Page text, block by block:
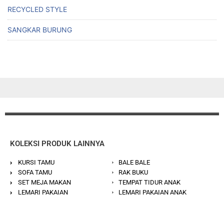
RECYCLED STYLE
SANGKAR BURUNG
KOLEKSI PRODUK LAINNYA
KURSI TAMU
SOFA TAMU
SET MEJA MAKAN
LEMARI PAKAIAN
BALE BALE
RAK BUKU
TEMPAT TIDUR ANAK
LEMARI PAKAIAN ANAK